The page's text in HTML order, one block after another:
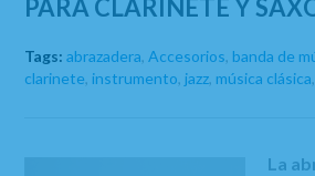
PARA CLARINETE Y
Tags:abrazadera ,Accesorios banda de
clarinete instrumento jazz música clásica
La